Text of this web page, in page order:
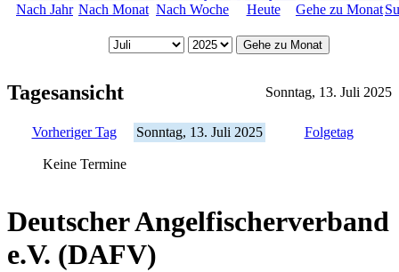
Nach Jahr Nach Monat Nach Woche Heute Gehe zu Monat
Gehe zu Monat
Tagesansicht Sonntag, 13. Juli 2025
Vorheriger Tag Sonntag, 13. Juli 2025 Folgetag
Keine Termine
Deutscher Angelfischerverband
e.V. (DAFV)